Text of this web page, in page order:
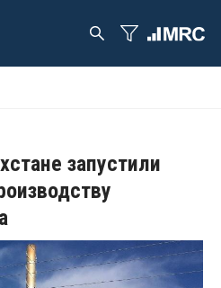
запустили